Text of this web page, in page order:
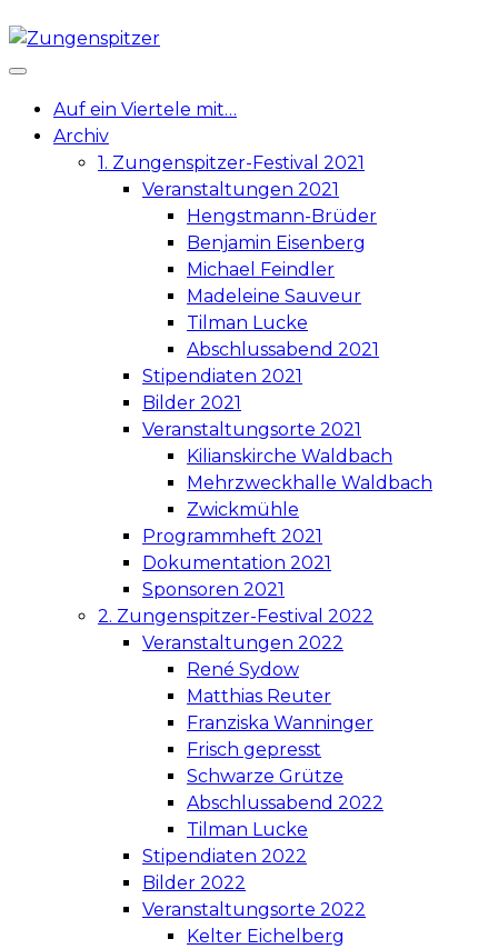
Skip
to
content
Auf ein Viertele mit…
Archiv
1. Zungenspitzer-Festival 2021
Veranstaltungen 2021
Hengstmann-Brüder
Benjamin Eisenberg
Michael Feindler
Madeleine Sauveur
Tilman Lucke
Abschlussabend 2021
Stipendiaten 2021
Bilder 2021
Veranstaltungsorte 2021
Kilianskirche Waldbach
Mehrzweckhalle Waldbach
Zwickmühle
Programmheft 2021
Dokumentation 2021
Sponsoren 2021
2. Zungenspitzer-Festival 2022
Veranstaltungen 2022
René Sydow
Matthias Reuter
Franziska Wanninger
Frisch gepresst
Schwarze Grütze
Abschlussabend 2022
Tilman Lucke
Stipendiaten 2022
Bilder 2022
Veranstaltungsorte 2022
Kelter Eichelberg